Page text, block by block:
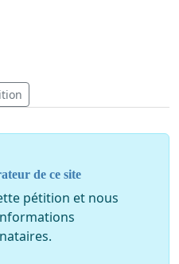
streets, with the
could also affect the
several scientific studies
3000k white light
and request that said
street lights be
as a mitigating solution
de ce site
pétition et nous